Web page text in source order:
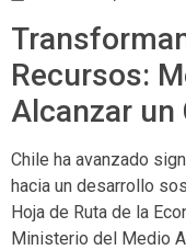
Recursos:
Alcanzar un
Chile ha avanzado
hacia un desarrollo
Hoja de Ruta de la
Ministerio del Medio